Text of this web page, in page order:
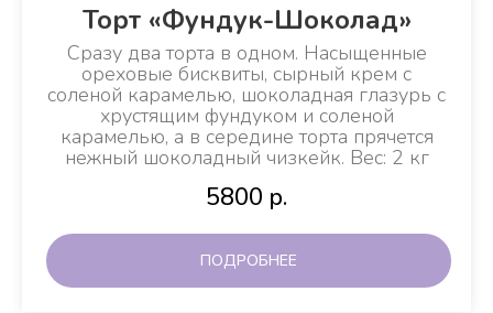
Торт «Фундук-Шоколад»
Сразу два торта в одном. Насыщенные
ореховые бисквиты, сырный крем с
соленой карамелью, шоколадная глазурь с
хрустящим фундуком и соленой
карамелью, а в середине торта прячется
нежный шоколадный чизкейк. Вес: 2 кг
5800 р.
ПОДРОБНЕЕ